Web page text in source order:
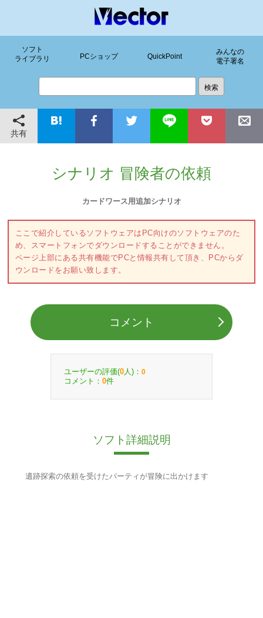
ソフト
ライブラリ
PCショップ QuickPoint
みんなの
電子署名
共有
シナリオ 冒険者の依頼
カードワース用追加シナリオ
ここで紹介しているソフトウェアはPC向けのソフトウェアのた
め、スマートフォンでダウンロードすることができません。
ページ上部にある共有機能でPCと情報共有して頂き、PCからダ
ウンロードをお願い致します。
コメント
ユーザーの評価(0 人)： 0
コメント： 0件
ソフト詳細説明
遺跡探索の依頼を受けたパーティが冒険に出かけます